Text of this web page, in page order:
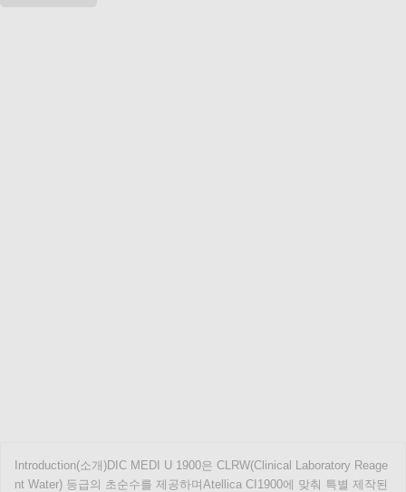
Introduction(소개)DIC MEDI U 1900은 CLRW(Clinical Laboratory Reage
nt Water) 등급의 초순수를 제공하며Atellica CI1900에 맞춰 특별 제작된